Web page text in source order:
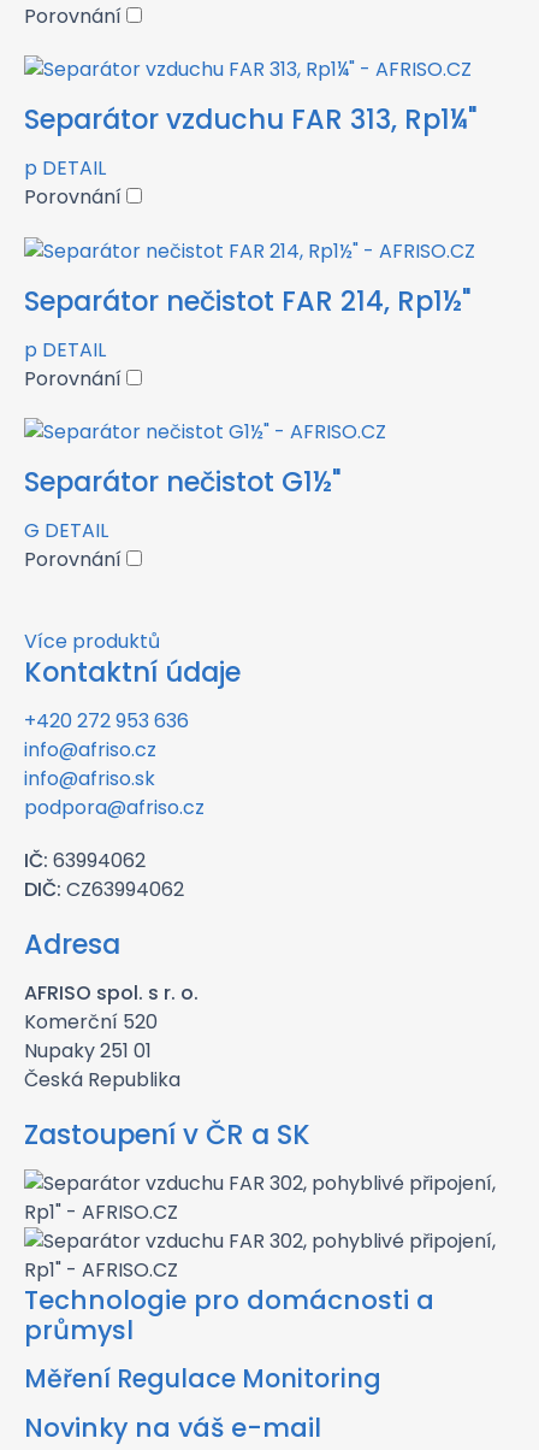
Porovnání
Separátor vzduchu FAR 313, Rp1¼"
p DETAIL
Porovnání
Separátor nečistot FAR 214, Rp1½"
p DETAIL
Porovnání
Separátor nečistot G1½"
G DETAIL
Porovnání
Více produktů
Kontaktní údaje
+420 272 953 636
info@afriso.cz
info@afriso.sk
podpora@afriso.cz
IČ: 63994062
DIČ: CZ63994062
Adresa
AFRISO spol. s r. o.
Komerční 520
Nupaky 251 01
Česká Republika
Zastoupení v ČR a SK
Technologie pro domácnosti a
průmysl
Měření Regulace Monitoring
Novinky na váš e-mail